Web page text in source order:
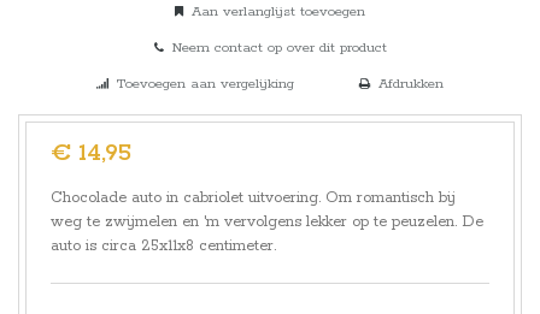
Aan verlanglijst toevoegen
Neem contact op over dit product
Toevoegen aan vergelijking
Afdrukken
€ 14,95
Chocolade auto in cabriolet uitvoering. Om romantisch bij
weg te zwijmelen en 'm vervolgens lekker op te peuzelen. De
auto is circa 25x11x8 centimeter.